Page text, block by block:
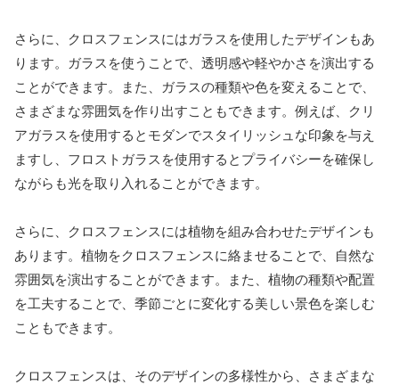
さらに、クロスフェンスにはガラスを使用したデザインもあ
ります。ガラスを使うことで、透明感や軽やかさを演出する
ことができます。また、ガラスの種類や色を変えることで、
さまざまな雰囲気を作り出すこともできます。例えば、クリ
アガラスを使用するとモダンでスタイリッシュな印象を与え
ますし、フロストガラスを使用するとプライバシーを確保し
ながらも光を取り入れることができます。
さらに、クロスフェンスには植物を組み合わせたデザインも
あります。植物をクロスフェンスに絡ませることで、自然な
雰囲気を演出することができます。また、植物の種類や配置
を工夫することで、季節ごとに変化する美しい景色を楽しむ
こともできます。
クロスフェンスは、そのデザインの多様性から、さまざまな